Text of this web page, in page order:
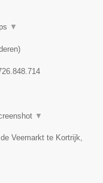
▼
)
▼
Veemarkt te Kortrijk,